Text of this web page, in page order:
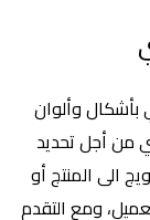
بأشكال وألوان
من أجل تحديد
الى المنتج أو
ومع التقدم